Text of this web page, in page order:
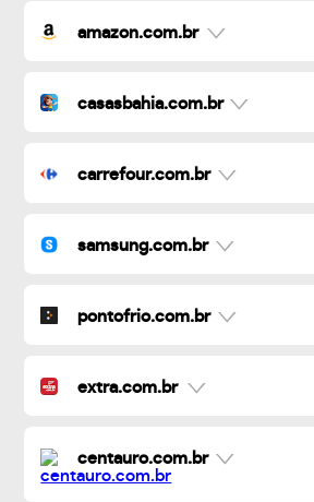
amazon.com.br
casasbahia.com.br
carrefour.com.br
samsung.com.br
pontofrio.com.br
extra.com.br
centauro.com.br